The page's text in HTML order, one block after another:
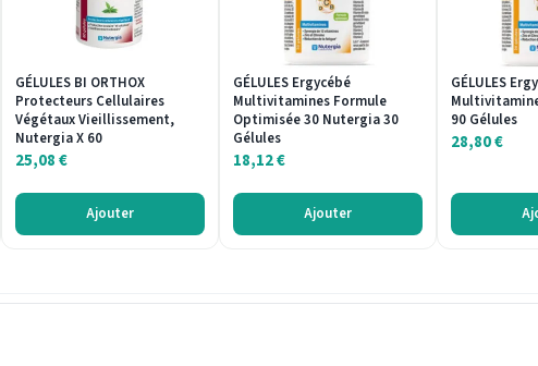
GÉLULES BI ORTHOX
Protecteurs Cellulaires
Végétaux Vieillissement,
Nutergia X 60
25,08€
Ajouter
GÉLULES Ergycébé
Multivitamines Formule
Optimisée 30 Nutergia 30
Gélules
18,12€
Ajouter
GÉLULES
90 Gélules
28,80€